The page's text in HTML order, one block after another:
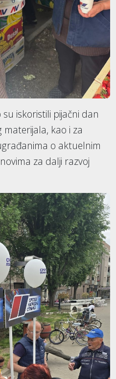
iskoristili pijačni dan
kao i za
o aktuelnim
za dalji razvoj